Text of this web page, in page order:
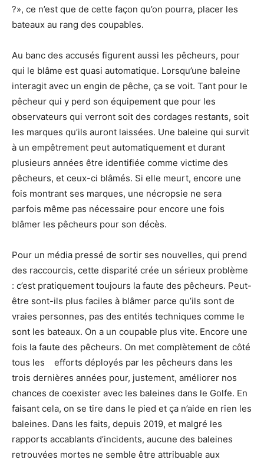
?», ce n’est que de cette façon qu’on pourra, placer les
bateaux au rang des coupables.
Au banc des accusés figurent aussi les pêcheurs, pour
qui le blâme est quasi automatique. Lorsqu’une baleine
interagit avec un engin de pêche, ça se voit. Tant pour le
pêcheur qui y perd son équipement que pour les
observateurs qui verront soit des cordages restants, soit
les marques qu’ils auront laissées. Une baleine qui survit
à un empêtrement peut automatiquement et durant
plusieurs années être identifiée comme victime des
pêcheurs, et ceux-ci blâmés. Si elle meurt, encore une
fois montrant ses marques, une nécropsie ne sera
parfois même pas nécessaire pour encore une fois
blâmer les pêcheurs pour son décès.
Pour un média pressé de sortir ses nouvelles, qui prend
des raccourcis, cette disparité crée un sérieux problème
: c’est pratiquement toujours la faute des pêcheurs. Peut-
être sont-ils plus faciles à blâmer parce qu’ils sont de
vraies personnes, pas des entités techniques comme le
sont les bateaux. On a un coupable plus vite. Encore une
fois la faute des pêcheurs. On met complètement de côté
tous les efforts déployés par les pêcheurs dans les
trois dernières années pour, justement, améliorer nos
chances de coexister avec les baleines dans le Golfe. En
faisant cela, on se tire dans le pied et ça n’aide en rien les
baleines. Dans les faits, depuis 2019, et malgré les
rapports accablants d’incidents, aucune des baleines
retrouvées mortes ne semble être attribuable aux